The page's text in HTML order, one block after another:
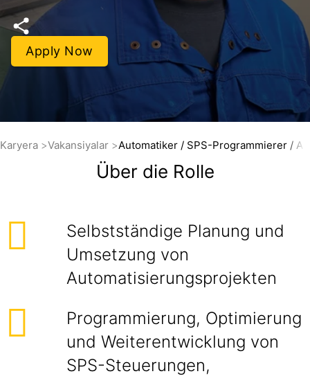
Apply Now
Karyera Vakansiyalar Automatiker / SPS-Programmierer /
Über die Rolle
Selbstständige Planung und
Umsetzung von
Automatisierungsprojekten
Programmierung, Optimierung
und Weiterentwicklung von
SPS-Steuerungen,